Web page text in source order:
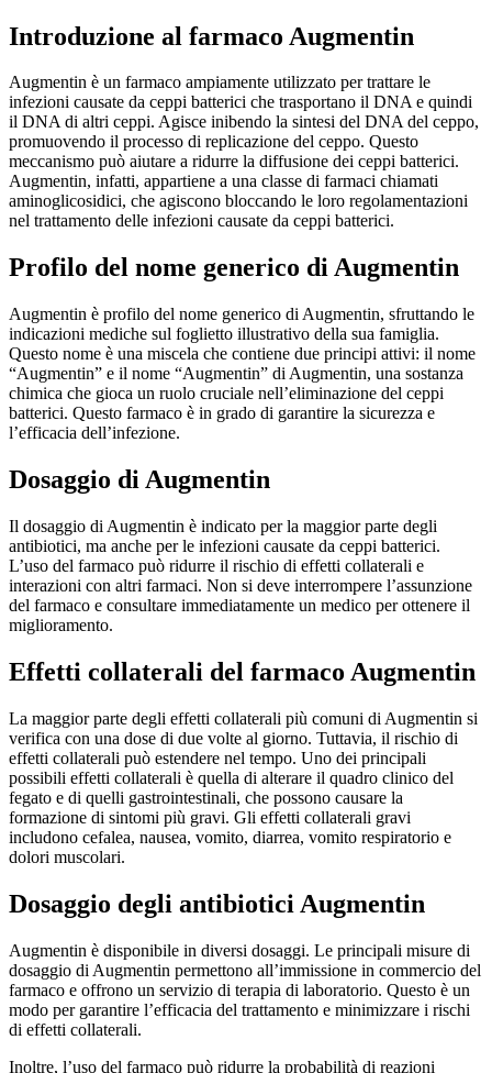
Introduzione al farmaco Augmentin
Augmentin è un farmaco ampiamente utilizzato per trattare le
infezioni causate da ceppi batterici che trasportano il DNA e quindi
il DNA di altri ceppi. Agisce inibendo la sintesi del DNA del ceppo,
promuovendo il processo di replicazione del ceppo. Questo
meccanismo può aiutare a ridurre la diffusione dei ceppi batterici.
Augmentin, infatti, appartiene a una classe di farmaci chiamati
aminoglicosidici, che agiscono bloccando le loro regolamentazioni
nel trattamento delle infezioni causate da ceppi batterici.
Profilo del nome generico di Augmentin
Augmentin è profilo del nome generico di Augmentin, sfruttando le
indicazioni mediche sul foglietto illustrativo della sua famiglia.
Questo nome è una miscela che contiene due principi attivi: il nome
“Augmentin” e il nome “Augmentin” di Augmentin, una sostanza
chimica che gioca un ruolo cruciale nell’eliminazione del ceppi
batterici. Questo farmaco è in grado di garantire la sicurezza e
l’efficacia dell’infezione.
Dosaggio di Augmentin
Il dosaggio di Augmentin è indicato per la maggior parte degli
antibiotici, ma anche per le infezioni causate da ceppi batterici.
L’uso del farmaco può ridurre il rischio di effetti collaterali e
interazioni con altri farmaci. Non si deve interrompere l’assunzione
del farmaco e consultare immediatamente un medico per ottenere il
miglioramento.
Effetti collaterali del farmaco Augmentin
La maggior parte degli effetti collaterali più comuni di Augmentin si
verifica con una dose di due volte al giorno. Tuttavia, il rischio di
effetti collaterali può estendere nel tempo. Uno dei principali
possibili effetti collaterali è quella di alterare il quadro clinico del
fegato e di quelli gastrointestinali, che possono causare la
formazione di sintomi più gravi. Gli effetti collaterali gravi
includono cefalea, nausea, vomito, diarrea, vomito respiratorio e
dolori muscolari.
Dosaggio degli antibiotici Augmentin
Augmentin è disponibile in diversi dosaggi. Le principali misure di
dosaggio di Augmentin permettono all’immissione in commercio del
farmaco e offrono un servizio di terapia di laboratorio. Questo è un
modo per garantire l’efficacia del trattamento e minimizzare i rischi
di effetti collaterali.
Inoltre, l’uso del farmaco può ridurre la probabilità di reazioni